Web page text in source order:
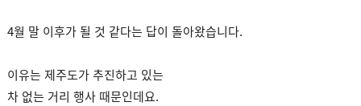
4월 말 이후가 될 것 같다는 답이 돌아왔습니다.
이유는 제주도가 추진하고 있는
차 없는 거리 행사 때문인데요.